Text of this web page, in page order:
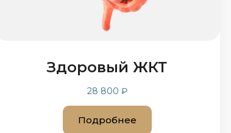
Здоровый ЖКТ
28 800 ₽
Подробнее